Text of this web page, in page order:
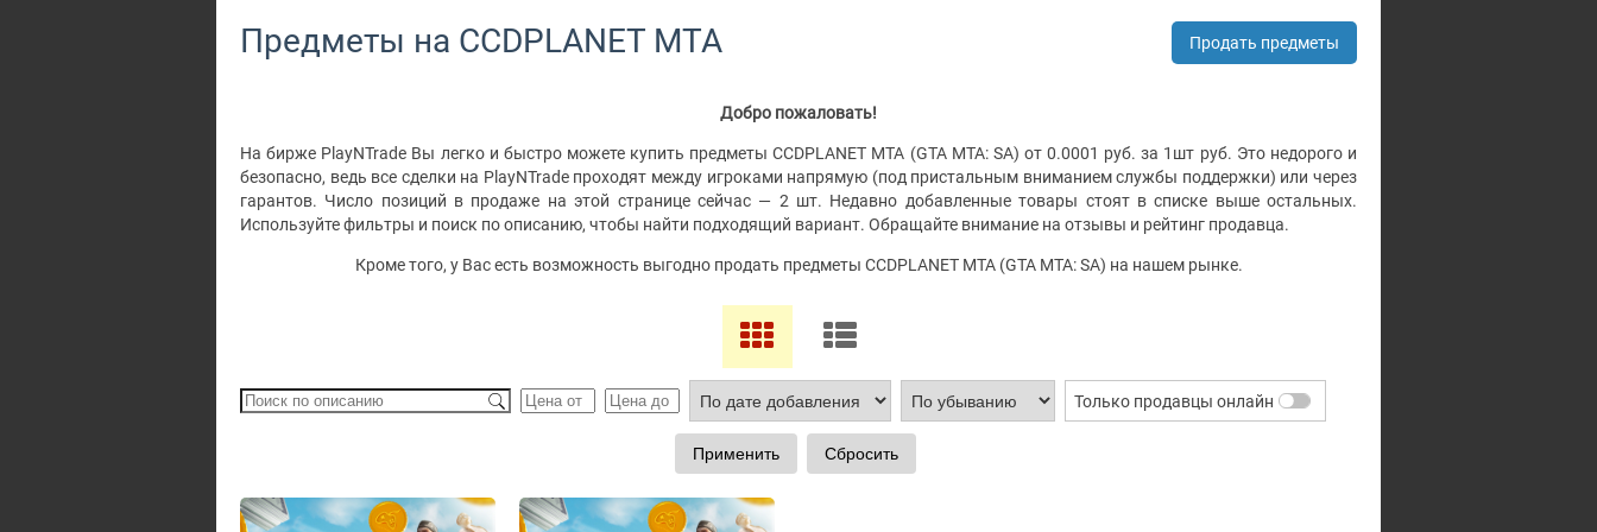
Предметы на CCDPLANET MTA Продать предметы
Добро пожаловать!
На бирже PlayNTrade Вы легко и быстро можете купить предметы CCDPLANET MTA (GTA MTA: SA) от 0.0001 руб. за 1шт руб. Это недорого и
безопасно, ведь все сделки на PlayNTrade проходят между игроками напрямую (под пристальным вниманием службы поддержки) или через
гарантов. Число позиций в продаже на этой странице сейчас — 2 шт. Недавно добавленные товары стоят в списке выше остальных.
Используйте фильтры и поиск по описанию, чтобы найти подходящий вариант. Обращайте внимание на отзывы и рейтинг продавца.
Кроме того, у Вас есть возможность выгодно продать предметы CCDPLANET MTA (GTA MTA: SA) на нашем рынке.
Только продавцы онлайн